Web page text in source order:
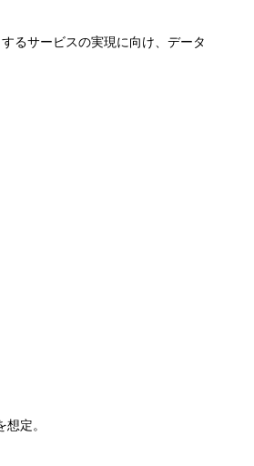
るサービスの実現に向け、データ
定。